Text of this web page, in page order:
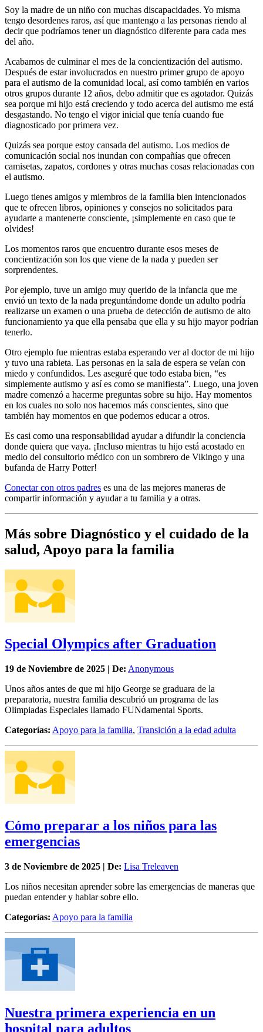
Soy la madre de un niño con muchas discapacidades. Yo misma
tengo desordenes raros, así que mantengo a las personas riendo al
decir que podríamos tener un diagnóstico diferente para cada mes
del año.
Acabamos de culminar el mes de la concientización del autismo.
Después de estar involucrados en nuestro primer grupo de apoyo
para el autismo de la comunidad local, así como también en varios
otros grupos durante 12 años, debo admitir que es agotador. Quizás
sea porque mi hijo está creciendo y todo acerca del autismo me está
desgastando. No tengo el vigor inicial que tenía cuando fue
diagnosticado por primera vez.
Quizás sea porque estoy cansada del autismo. Los medios de
comunicación social nos inundan con compañías que ofrecen
camisetas, zapatos, cordones y otras muchas cosas relacionadas con
el autismo.
Luego tienes amigos y miembros de la familia bien intencionados
que te ofrecen libros, opiniones y consejos no solicitados para
ayudarte a mantenerte consciente, ¡simplemente en caso que te
olvides!
Los momentos raros que encuentro durante esos meses de
concientización son los que viene de la nada y pueden ser
sorprendentes.
Por ejemplo, tuve un amigo muy querido de la infancia que me
envió un texto de la nada preguntándome donde un adulto podría
realizarse un examen o una prueba de detección de autismo de alto
funcionamiento ya que ella pensaba que ella y su hijo mayor podrían
tenerlo.
Otro ejemplo fue mientras estaba esperando ver al doctor de mi hijo
y tuvo una rabieta. Las personas en la sala de espera se veían con
miedo y confundidos. Les aseguré que todo estaba bien, “es
simplemente autismo y así es como se manifiesta”. Luego, una joven
madre comenzó a hacerme preguntas sobre su hijo. Hay momentos
en los cuales no solo nos hacemos más conscientes, sino que
también hay momentos en que podemos educar a otros.
Es casi como una responsabilidad ayudar a difundir la conciencia
donde quiera que vaya. ¡Incluso mientras tu hijo está acostado en
medio del consultorio médico con un sombrero de Vikingo y una
bufanda de Harry Potter!
Conectar con otros padres es una de las mejores maneras de
compartir información y ayudar a tu familia y a otras.
Más sobre Diagnóstico y el cuidado de la
salud, Apoyo para la familia
Special Olympics after Graduation
19 de Noviembre de 2025 | De: Anonymous
Unos años antes de que mi hijo George se graduara de la
preparatoria, nuestra familia descubrió un programa de las
Olimpiadas Especiales llamado FUNdamental Sports.
Categorías: Apoyo para la familia, Transición a la edad adulta
Cómo preparar a los niños para las
emergencias
3 de Noviembre de 2025 | De: Lisa Treleaven
Los niños necesitan aprender sobre las emergencias de maneras que
puedan entender y hablar sobre ello.
Categorías: Apoyo para la familia
Nuestra primera experiencia en un
hospital para adultos